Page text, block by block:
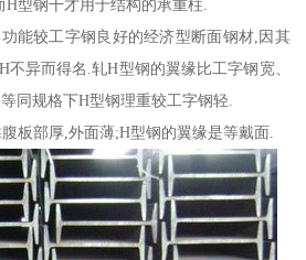
型钢干才用于结构的承重柱.
能较工字钢良好的经济型断面钢材,因其
异而得名.轧H型钢的翼缘比工字钢宽、
同规格下H型钢理重较工字钢轻.
板部厚,外面薄;H型钢的翼缘是等戴面.